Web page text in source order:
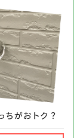
ちがおトク？